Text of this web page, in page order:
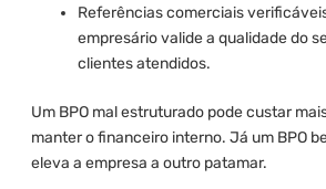
Referências comerciais
empresário valide a qualidade do
clientes atendidos.
Um BPO mal estruturado pode custar
manter o financeiro interno. Já um BPO
eleva a empresa a outro patamar.